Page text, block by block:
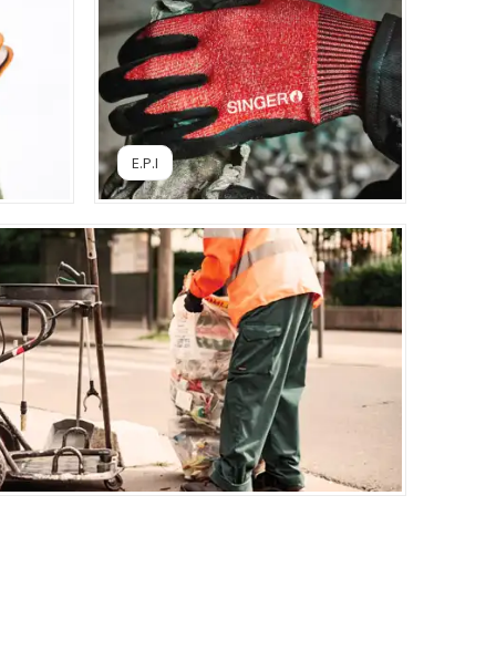
E.P.I